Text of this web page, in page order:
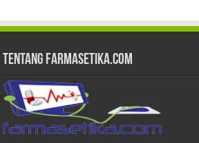
Tentang Farmasetika.com